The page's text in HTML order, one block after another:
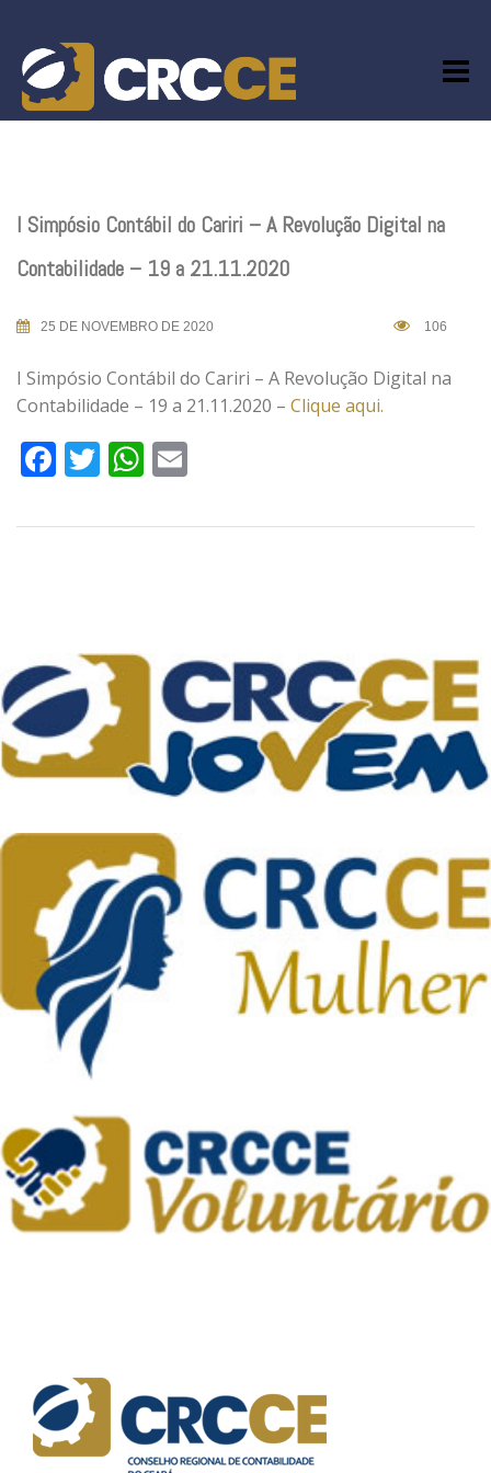
content
I Simpósio Contábil do Cariri – A Revolução Digital na
Contabilidade – 19 a 21.11.2020
25 DE NOVEMBRO DE 2020 106
I Simpósio Contábil do Cariri – A Revolução Digital na
Contabilidade – 19 a 21.11.2020 – Clique aqui.
Facebook
TwitterWhatsApp